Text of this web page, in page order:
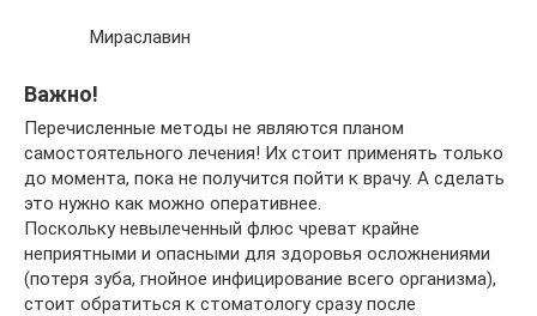
Мираславин
Важно!
Перечисленные методы не являются планом
самостоятельного лечения! Их стоит применять только
до момента, пока не получится пойти к врачу. А сделать
это нужно как можно оперативнее.
Поскольку невылеченный флюс чреват крайне
неприятными и опасными для здоровья осложнениями
(потеря зуба, гнойное инфицирование всего организма),
стоит обратиться к стоматологу сразу после